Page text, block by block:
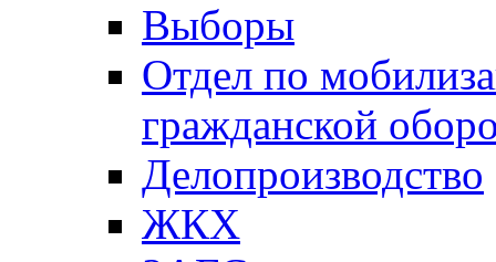
Выборы
Отдел по
гражданской
Делопроизводство
ЖКХ